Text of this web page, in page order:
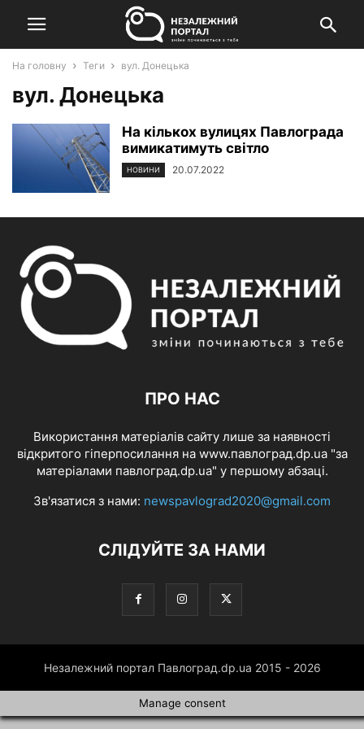
На головну Теги вул. Донецька
вул. Донецька
На кількох вулицях Павлограда
вимикатимуть світло
НОВИНИ 20.07.2022
ПРО НАС
Використання матеріалів сайту лише за наявності
відкритого гіперпосилання на www.павлоград.dp.ua "за
матеріалами павлоград.dp.ua" у першому абзаці.
Зв'язатися з нами: newspavlograd2020@gmail.com
СЛІДУЙТЕ ЗА НАМИ
Незалежний портал Павлоград.dp.ua 2015 - 2026
Manage consent